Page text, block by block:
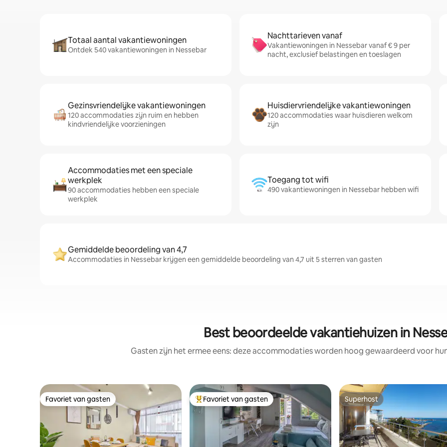
Totaal aantal vakantiewoningen
Ontdek 540 vakantiewoningen in Nessebar
Nachttarieven vanaf
Vakantiewoningen in Nessebar vanaf € 9 per
nacht, exclusief belastingen en toeslagen
Gezinsvriendelijke vakantiewoningen
120 accommodaties zijn ruim en hebben
kindvriendelijke voorzieningen
Huisdiervriendelijke vakantiewoningen
120 accommodaties waar huisdieren welkom
zijn
Accommodaties met een speciale
werkplek
90 accommodaties hebben een speciale
werkplek
Toegang tot wifi
490 vakantiewoningen in Nessebar hebben wifi
Gemiddelde beoordeling van 4,7
Accommodaties in Nessebar krijgen een gemiddelde beoordeling van 4,7 uit 5 sterren van gasten
Best beoordeelde vakantiehuizen in
Gasten zijn het ermee eens: deze accommodaties worden hoog gewaardeerd voor
Favoriet van gasten
Favoriet van gasten Topfavoriet van gasten
Favoriet van gasten Superhost
Superhost